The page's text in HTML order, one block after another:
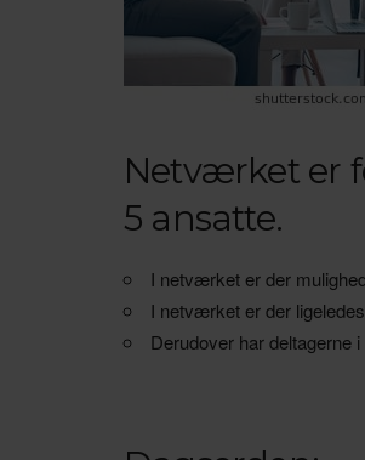
Netværket er
5 ansatte.
I netværket er der
I netværket er der
Derudover har deltagerne